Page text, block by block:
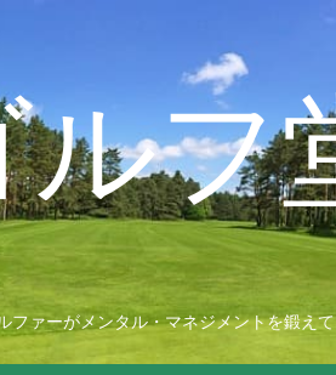
ルフ
ファーがメンタル・マネジメントを鍛え